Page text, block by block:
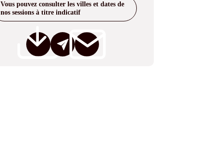
Vous pouvez consulter les villes et dates de
nos sessions à titre indicatif